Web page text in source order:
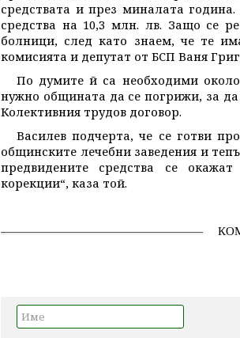
средствата и през миналата
средства на 10,3 млн. лв. Защо се
болници, след като знаем, че те
комисията и депутат от БСП Ваня
По думите й са необходими
нужно общината да се погрижи, за
Колективния трудов договор.
Василев подчерта, че се готви
общинските лечебни заведения и
предвидените средства се
корекции“, каза той.